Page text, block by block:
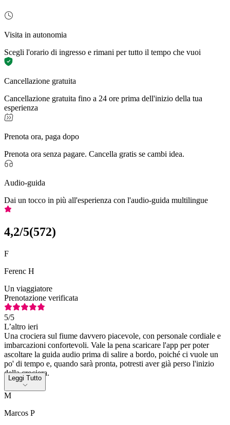
Visita in autonomia
Scegli l'orario di ingresso e rimani per tutto il tempo che vuoi
Cancellazione gratuita
Cancellazione gratuita fino a 24 ore prima dell'inizio della tua
esperienza
Prenota ora, paga dopo
Prenota ora senza pagare. Cancella gratis se cambi idea.
Audio-guida
Dai un tocco in più all'esperienza con l'audio-guida multilingue
4,2/5(572)
F
Ferenc H
Un viaggiatore
Prenotazione verificata
5/5
L’altro ieri
Una crociera sul fiume davvero piacevole, con personale cordiale e
imbarcazioni confortevoli. Vale la pena scaricare l'app per poter
ascoltare la guida audio prima di salire a bordo, poiché ci vuole un
po' di tempo e, quando sarà pronta, potresti aver già perso l'inizio
della crociera.
Leggi Tutto
M
Marcos P